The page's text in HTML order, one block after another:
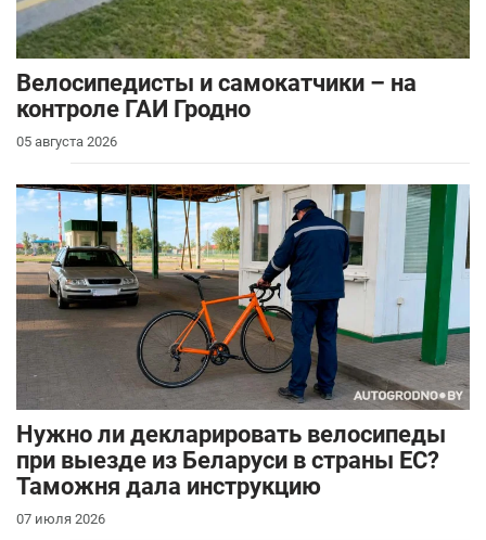
Велосипедисты и самокатчики – на
контроле ГАИ Гродно
05 августа 2026
Нужно ли декларировать велосипеды
при выезде из Беларуси в страны ЕС?
Таможня дала инструкцию
07 июля 2026